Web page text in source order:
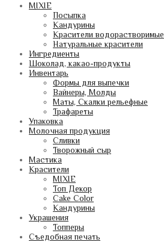
MIXIE
Посыпка
Кандурины
Красители водорастворимые
Натуральные красители
Ингредиенты
Шоколад, какао-продукты
Инвентарь
Формы для выпечки
Вайнеры, Молды
Маты, Скалки рельефные
Трафареты
Упаковка
Молочная продукция
Сливки
Творожный сыр
Мастика
Красители
MIXIE
Топ Декор
Cake Color
Кандурины
Украшения
Топперы
Съедобная печать